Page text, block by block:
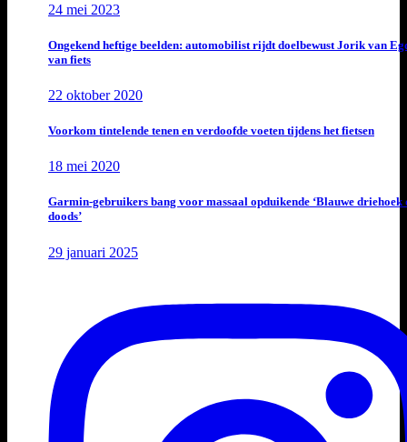
24 mei 2023
Ongekend heftige beelden: automobilist rijdt doelbewust Jorik van
van fiets
22 oktober 2020
Voorkom tintelende tenen en verdoofde voeten tijdens het fietsen
18 mei 2020
Garmin-gebruikers bang voor massaal opduikende ‘Blauwe driehoek
doods’
29 januari 2025